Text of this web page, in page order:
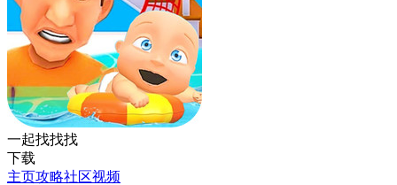
一起找找找
下载
主页攻略社区视频